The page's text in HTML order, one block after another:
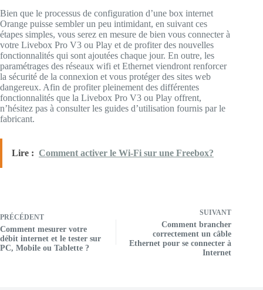
Bien que le processus de configuration d’une box internet
Orange puisse sembler un peu intimidant, en suivant ces
étapes simples, vous serez en mesure de bien vous connecter à
votre Livebox Pro V3 ou Play et de profiter des nouvelles
fonctionnalités qui sont ajoutées chaque jour. En outre, les
paramétrages des réseaux wifi et Ethernet viendront renforcer
la sécurité de la connexion et vous protéger des sites web
dangereux. Afin de profiter pleinement des différentes
fonctionnalités que la Livebox Pro V3 ou Play offrent,
n’hésitez pas à consulter les guides d’utilisation fournis par le
fabricant.
Lire : Comment activer le Wi-Fi sur une Freebox?
PRÉCÉDENT
Comment mesurer votre
débit internet et le tester sur
PC, Mobile ou Tablette ?
SUIVANT
Comment brancher
correctement un câble
Ethernet pour se connecter à
Internet